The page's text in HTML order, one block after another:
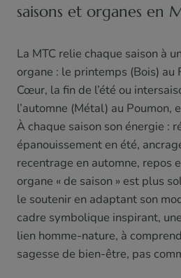
saisons et organes en
La MTC relie chaque saison à
organe : le printemps (Bois) au
Cœur, la fin de l’été ou
l’automne (Métal) au Poumon,
À chaque saison son énergie :
épanouissement en été,
recentrage en automne, repos
organe « de saison » est plus
le soutenir en adaptant son
cadre symbolique inspirant,
lien homme-nature, à
sagesse de bien-être, pas